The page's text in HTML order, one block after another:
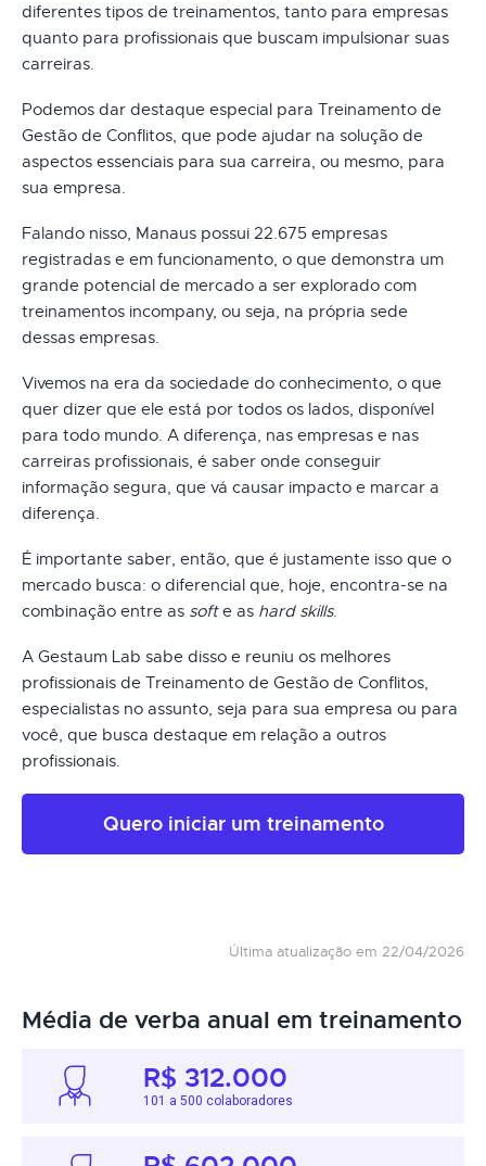
diferentes tipos de treinamentos, tanto para empresas
quanto para profissionais que buscam impulsionar suas
carreiras.
Podemos dar destaque especial para Treinamento de
Gestão de Conflitos, que pode ajudar na solução de
aspectos essenciais para sua carreira, ou mesmo, para
sua empresa.
Falando nisso, Manaus possui 22.675 empresas
registradas e em funcionamento, o que demonstra um
grande potencial de mercado a ser explorado com
treinamentos incompany, ou seja, na própria sede
dessas empresas.
Vivemos na era da sociedade do conhecimento, o que
quer dizer que ele está por todos os lados, disponível
para todo mundo. A diferença, nas empresas e nas
carreiras profissionais, é saber onde conseguir
informação segura, que vá causar impacto e marcar a
diferença.
É importante saber, então, que é justamente isso que o
mercado busca: o diferencial que, hoje, encontra-se na
combinação entre as softe as hard skills.
A Gestaum Lab sabe disso e reuniu os melhores
profissionais de Treinamento de Gestão de Conflitos,
especialistas no assunto, seja para sua empresa ou para
você, que busca destaque em relação a outros
profissionais.
Quero iniciar um treinamento
Última atualização em 22/04/2026
Média de verba anual em treinamento
R$ 312.000
101 a 500 colaboradores